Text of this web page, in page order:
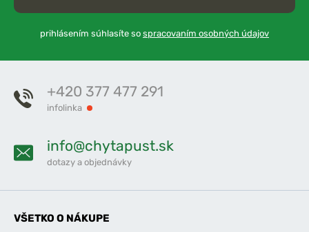
prihlásením súhlasíte so spracovaním osobných údajov
+420 377 477 291
infolinka
info@chytapust.sk
dotazy a objednávky
VŠETKO O NÁKUPE